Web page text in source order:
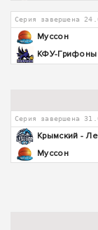
Серия завершена
Муссон
КФУ-Грифоны
Серия завершена
Крымский -
Муссон